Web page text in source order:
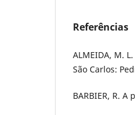
Referências
ALMEIDA, M.
São Carlos:
BARBIER, R.